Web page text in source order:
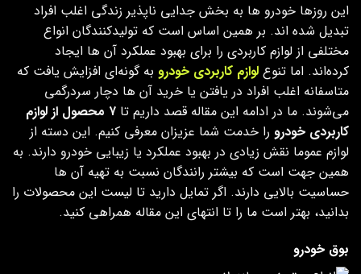
این روزها خودرو ها به بخش جدایی ناپذیر زندگی اغلب افراد
تبدیل شده اند. بر همین اساس است که تولیدکنندگان انواع
مختلفی از لوازم کاربردی را برای بهبود عملکرد آن ها ایجاد
کرده‌اند. اما تنوع لوازم کاربردی خودرو به گونه‌ای افزایش یافت که
متاسفانه اغلب افراد در یافتن یا خرید آن ها دچار سردرگمی
می‌شوند. ما در ادامه این مقاله قصد داریم تا
۷ محصول از لوازم
کاربردی خودرو را خدمت شما عزیزان معرفی کنیم. این دسته از
لوازم عموما نقش زیادی در بهبود عملکرد یا زیبایی خودرو دارند. به
همین جهت است که بیشتر رانندگان نسبت به تهیه آن ها
حساسیت بالایی دارند. اگر تمایل دارید تا لیست این محصولات را
بدانید، بهتر است ما را تا انتهای این مقاله همراهی کنید.
بوق خودرو